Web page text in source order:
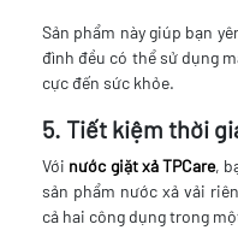
Sản phẩm này giúp bạn
đình đều có thể sử dụng
cực đến sức khỏe.
5. Tiết kiệm thời
Với nước giặt xả TPCare,
sản phẩm nước xả vải
cả hai công dụng trong